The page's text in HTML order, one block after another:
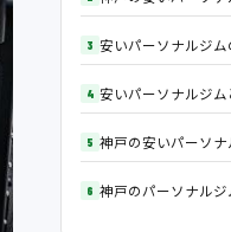
安いパーソナルジ
安いパーソナルジ
神戸の安いパーソ
神戸のパーソナルジ